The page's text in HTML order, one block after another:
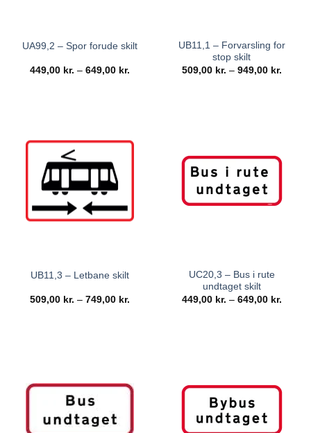
UA99,2 – Spor forude skilt
449,00 kr. – 649,00 kr.
UB11,1 – Forvarsling for
stop skilt
509,00 kr. – 949,00 kr.
UB11,3 – Letbane skilt
509,00 kr. – 749,00 kr.
UC20,3 – Bus i rute
undtaget skilt
449,00 kr. – 649,00 kr.